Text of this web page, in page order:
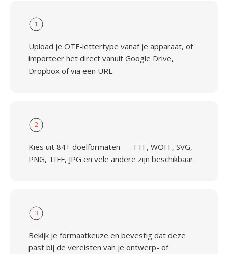
1
Upload je OTF-lettertype vanaf je apparaat, of
importeer het direct vanuit Google Drive,
Dropbox of via een URL.
2
Kies uit 84+ doelformaten — TTF, WOFF, SVG,
PNG, TIFF, JPG en vele andere zijn beschikbaar.
3
Bekijk je formaatkeuze en bevestig dat deze
past bij de vereisten van je ontwerp- of